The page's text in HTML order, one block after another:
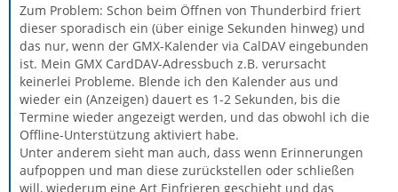
Zum Problem: Schon beim Öffnen von Thunderbird friert
dieser sporadisch ein (über einige Sekunden hinweg) und
das nur, wenn der GMX-Kalender via CalDAV eingebunden
ist. Mein GMX CardDAV-Adressbuch z.B. verursacht
keinerlei Probleme. Blende ich den Kalender aus und
wieder ein (Anzeigen) dauert es 1-2 Sekunden, bis die
Termine wieder angezeigt werden, und das obwohl ich die
Offline-Unterstützung aktiviert habe.
Unter anderem sieht man auch, dass wenn Erinnerungen
aufpoppen und man diese zurückstellen oder schließen
will, wiederum eine Art Einfrieren geschieht und das